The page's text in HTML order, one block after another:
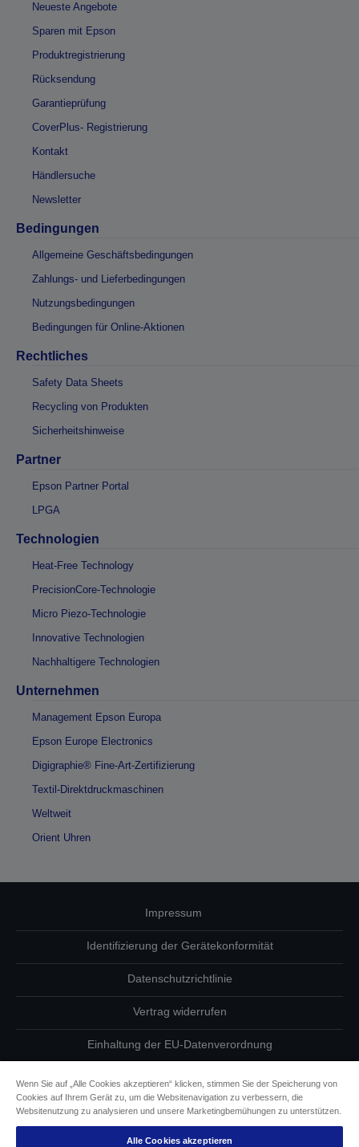
Neueste Angebote
Sparen mit Epson
Produktregistrierung
Rücksendung
Garantieprüfung
CoverPlus- Registrierung
Kontakt
Händlersuche
Newsletter
Bedingungen
Allgemeine Geschäftsbedingungen
Zahlungs- und Lieferbedingungen
Nutzungsbedingungen
Bedingungen für Online-Aktionen
Rechtliches
Safety Data Sheets
Recycling von Produkten
Sicherheitshinweise
Partner
Epson Partner Portal
LPGA
Technologien
Heat-Free Technology
PrecisionCore-Technologie
Micro Piezo-Technologie
Innovative Technologien
Nachhaltigere Technologien
Unternehmen
Management Epson Europa
Epson Europe Electronics
Digigraphie® Fine-Art-Zertifizierung
Textil-Direktdruckmaschinen
Weltweit
Orient Uhren
Impressum
Identifizierung der Gerätekonformität
Datenschutzrichtlinie
Vertrag widerrufen
Einhaltung der EU-Datenverordnung
Informationen zu Cookies
Epson Engagement für Barrierefreiheit
Wenn Sie auf „Alle Cookies akzeptieren“ klicken, stimmen Sie der Speicherung von
Cookies auf Ihrem Gerät zu, um die Websitenavigation zu verbessern, die
Websitenutzung zu analysieren und unsere Marketingbemühungen zu unterstützen.
Alle Cookies akzeptieren